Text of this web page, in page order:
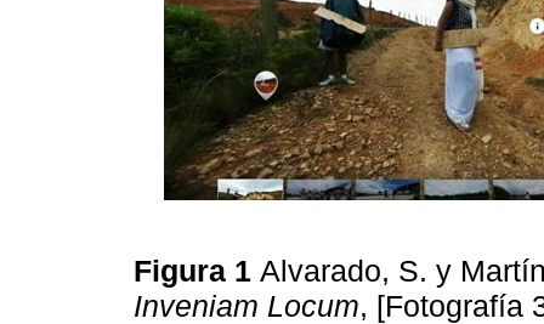
Figura 1 Alvarado, S. y
Inveniam Locum, [Fotografía